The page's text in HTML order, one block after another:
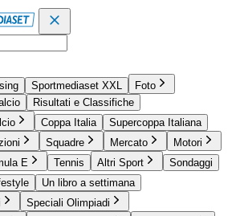
Sportmediaset XXL
Foto
Risultati e Classifiche
Coppa Italia
Supercoppa Italiana
Squadre Mercato
Motori
E Tennis Altri Sport
Sondaggi
Un libro a settimana
Speciali Olimpiadi